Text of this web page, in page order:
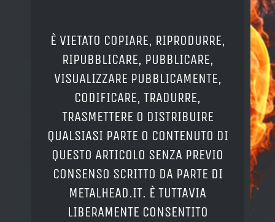
È VIETATO COPIARE, RIPRODURRE,
RIPUBBLICARE, PUBBLICARE,
VISUALIZZARE PUBBLICAMENTE,
CODIFICARE, TRADURRE,
TRASMETTERE O DISTRIBUIRE
QUALSIASI PARTE O CONTENUTO DI
QUESTO ARTICOLO SENZA PREVIO
CONSENSO SCRITTO DA PARTE DI
METALHEAD.IT. È TUTTAVIA
LIBERAMENTE CONSENTITO